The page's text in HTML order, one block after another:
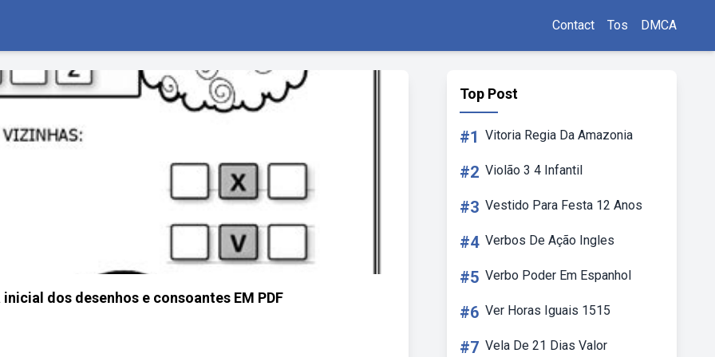
Contact Tos DMCA
dos desenhos e consoantes EM PDF
Top Post
#1 Vitoria Regia Da Amazonia
#2 Violão 3 4 Infantil
#3 Vestido Para Festa 12 Anos
#4 Verbos De Ação Ingles
#5 Verbo Poder Em Espanhol
#6 Ver Horas Iguais 1515
#7 Vela De 21 Dias Valor